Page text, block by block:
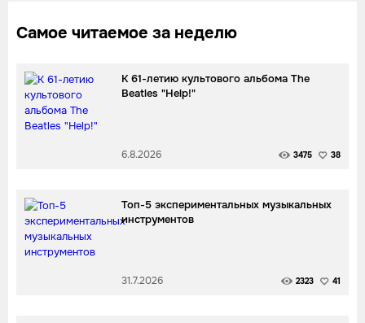
Самое читаемое за неделю
К 61-летию культового альбома The
Beatles "Help!"
6.8.2026 3475 38
Топ-5 экспериментальных музыкальных
инструментов
31.7.2026 2323 41